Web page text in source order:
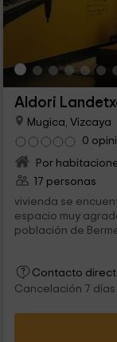
Aldori
Mugica, Vizcaya
0
Por
17 personas
vivienda se
espacio muy
población de Bermeo. Se trata de una vivienda
Contacto
Cancelación 7